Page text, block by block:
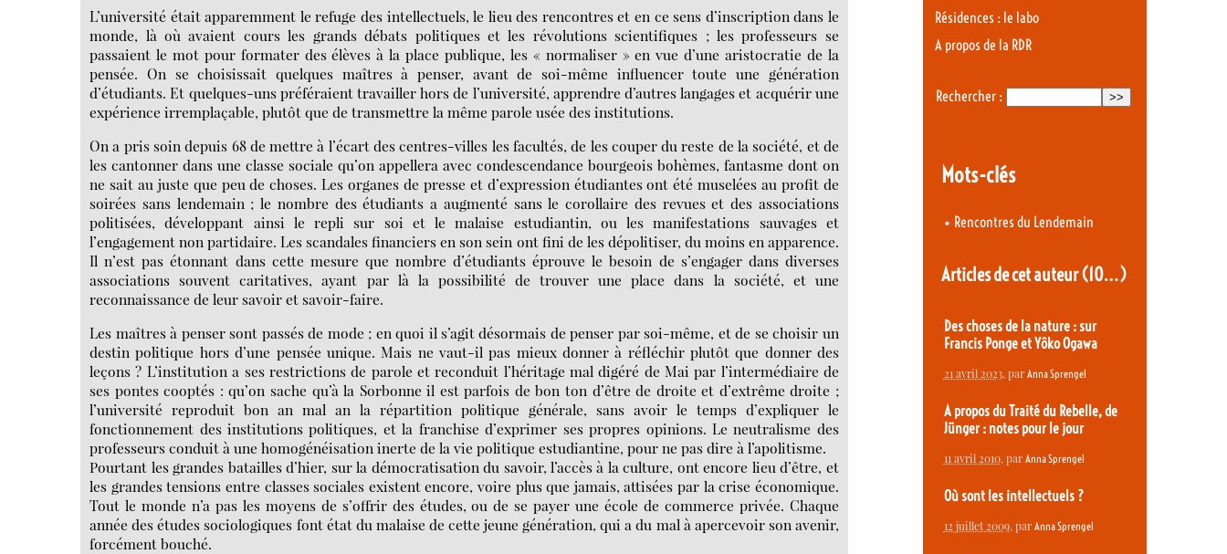
L’université était apparemment le refuge des intellectuels, le lieu des rencontres et en ce sens d’inscription dans le
monde, là où avaient cours les grands débats politiques et les révolutions scientifiques ; les professeurs se
passaient le mot pour formater des élèves à la place publique, les « normaliser » en vue d’une aristocratie de la
pensée. On se choisissait quelques maîtres à penser, avant de soi-même influencer toute une génération
d’étudiants. Et quelques-uns préféraient travailler hors de l’université, apprendre d’autres langages et acquérir une
expérience irremplaçable, plutôt que de transmettre la même parole usée des institutions.
On a pris soin depuis 68 de mettre à l’écart des centres-villes les facultés, de les couper du reste de la société, et de
les cantonner dans une classe sociale qu’on appellera avec condescendance bourgeois bohèmes, fantasme dont on
ne sait au juste que peu de choses. Les organes de presse et d’expression étudiantes ont été muselées au profit de
soirées sans lendemain ; le nombre des étudiants a augmenté sans le corollaire des revues et des associations
politisées, développant ainsi le repli sur soi et le malaise estudiantin, ou les manifestations sauvages et
l’engagement non partidaire. Les scandales financiers en son sein ont fini de les dépolitiser, du moins en apparence.
Il n’est pas étonnant dans cette mesure que nombre d’étudiants éprouve le besoin de s’engager dans diverses
associations souvent caritatives, ayant par là la possibilité de trouver une place dans la société, et une
reconnaissance de leur savoir et savoir-faire.
Les maîtres à penser sont passés de mode ; en quoi il s’agit désormais de penser par soi-même, et de se choisir un
destin politique hors d’une pensée unique. Mais ne vaut-il pas mieux donner à réfléchir plutôt que donner des
leçons ? L’institution a ses restrictions de parole et reconduit l’héritage mal digéré de Mai par l’intermédiaire de
ses pontes cooptés : qu’on sache qu’à la Sorbonne il est parfois de bon ton d’être de droite et d’extrême droite ;
l’université reproduit bon an mal an la répartition politique générale, sans avoir le temps d’expliquer le
fonctionnement des institutions politiques, et la franchise d’exprimer ses propres opinions. Le neutralisme des
professeurs conduit à une homogénéisation inerte de la vie politique estudiantine, pour ne pas dire à l’apolitisme.
Pourtant les grandes batailles d’hier, sur la démocratisation du savoir, l’accès à la culture, ont encore lieu d’être, et
les grandes tensions entre classes sociales existent encore, voire plus que jamais, attisées par la crise économique.
Tout le monde n’a pas les moyens de s’offrir des études, ou de se payer une école de commerce privée. Chaque
année des études sociologiques font état du malaise de cette jeune génération, qui a du mal à apercevoir son avenir,
forcément bouché.
Résidences : le labo
A propos de la RDR
Rechercher :
Mots-clés
• Rencontres du Lendemain
Articles de cet auteur(10…)
Des choses de la nature : sur
Francis Ponge et Yôko Ogawa
21 avril 2023, par Anna Sprengel
A propos du Traité du Rebelle, de
Jünger : notes pour le jour
11 avril 2010, par Anna Sprengel
Où sont les intellectuels ?
12 juillet 2009, par Anna Sprengel